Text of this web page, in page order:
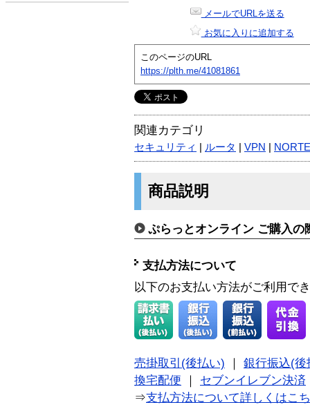
メールでURLを送る
お気に入りに追加する
このページのURL
https://plth.me/41081861
関連カテゴリ
セキュリティ ルータ VPN
商品説明
ぷらっとオンライン ご購入の
支払方法について
以下のお支払い方法がご利用で
売掛取引(後払い)
銀行振込(後
換宅配便
セブンイレブン決済
⇒支払方法について詳しくはこ